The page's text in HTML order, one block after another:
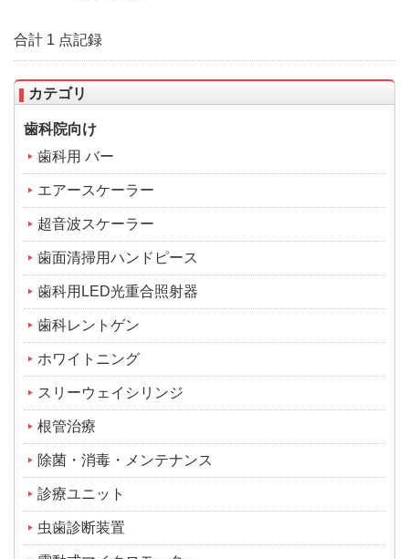
合計 1 点記録
カテゴリ
歯科院向け
歯科用 バー
エアースケーラー
超音波スケーラー
歯面清掃用ハンドピース
歯科用LED光重合照射器
歯科レントゲン
ホワイトニング
スリーウェイシリンジ
根管治療
除菌・消毒・メンテナンス
診療ユニット
虫歯診断装置